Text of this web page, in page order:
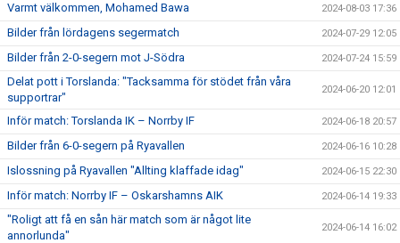
Varmt välkommen, Mohamed Bawa 2024-08-03 17:36
Bilder från lördagens segermatch 2024-07-29 12:05
Bilder från 2-0-segern mot J-Södra 2024-07-24 15:59
Delat pott i Torslanda: "Tacksamma för stödet från våra
supportrar"
2024-06-20 12:01
Inför match: Torslanda IK – Norrby IF 2024-06-18 20:57
Bilder från 6-0-segern på Ryavallen 2024-06-16 10:28
Islossning på Ryavallen "Allting klaffade idag" 2024-06-15 22:30
Inför match: Norrby IF – Oskarshamns AIK 2024-06-14 19:33
"Roligt att få en sån här match som är något lite
annorlunda"
2024-06-14 16:02